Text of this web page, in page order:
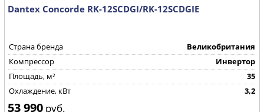
Dantex Concorde RK-12SCDGI/RK-12SCDGIE
Страна бренда
Великобритания
Компрессор
Инвертор
Площадь, м²
35
Охлаждение, кВт
3,2
53 990 руб.